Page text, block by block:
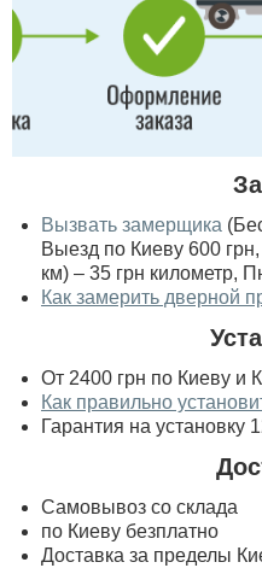
Вызвать замерщика
Выезд по Киеву 600
км) – 35 грн километр,
Как замерить дверной
От 2400 грн по Киеву и
Как правильно
Гарантия на установку
Самовывоз со склада
по Киеву безплатно
Доставка за пределы